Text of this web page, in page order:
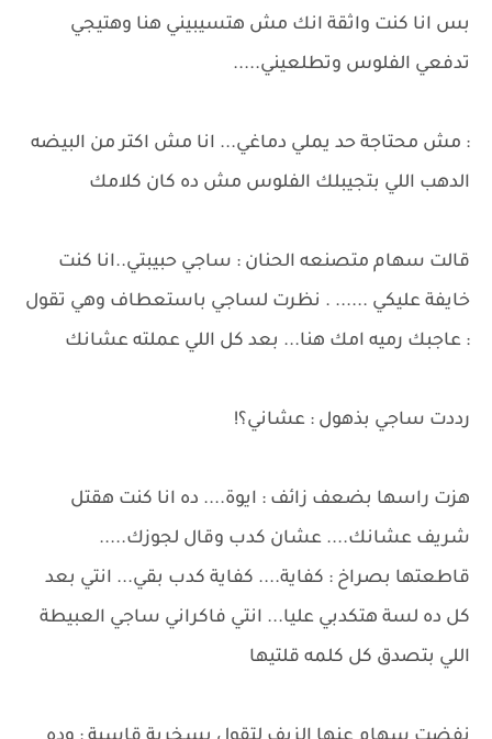
بس انا كنت واثقة انك مش هتسيبيني هنا وهتيجي
تدفعي الفلوس وتطلعيني.....
: مش محتاجة حد يملي دماغي... انا مش اكتر من البيضه
الدهب اللي بتجيبلك الفلوس مش ده كان كلامك
قالت سهام متصنعه الحنان : ساجي حبيبتي..انا كنت
خايفة عليكي ...... . نظرت لساجي باستعطاف وهي تقول
: عاجبك رميه امك هنا... بعد كل اللي عملته عشانك
رددت ساجي بذهول : عشاني؟!
هزت راسها بضعف زائف : ايوة.... ده انا كنت هقتل
شريف عشانك.... عشان كدب وقال لجوزك.....
قاطعتها بصراخ : كفاية.... كفاية كدب بقي... انتي بعد
كل ده لسة هتكدبي عليا... انتي فاكراني ساجي العبيطة
اللي بتصدق كل كلمه قلتيها